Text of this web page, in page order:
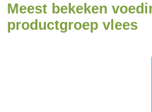
Strijken
Meest bekeken
productgroep vlees